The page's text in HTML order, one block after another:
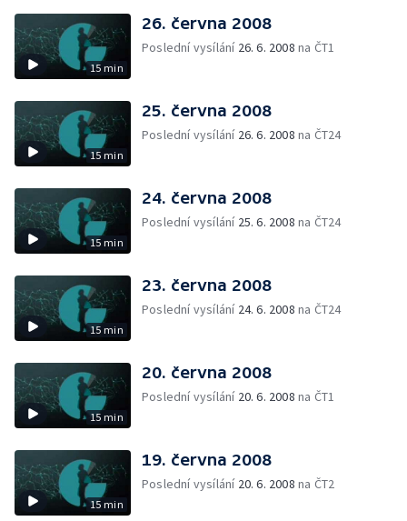
15 min
26. června 2008
Poslední vysílání 26. 6. 2008 na ČT1
15 min
25. června 2008
Poslední vysílání 26. 6. 2008 na ČT24
15 min
24. června 2008
Poslední vysílání 25. 6. 2008 na ČT24
15 min
23. června 2008
Poslední vysílání 24. 6. 2008 na ČT24
15 min
20. června 2008
Poslední vysílání 20. 6. 2008 na ČT1
15 min
19. června 2008
Poslední vysílání 20. 6. 2008 na ČT2